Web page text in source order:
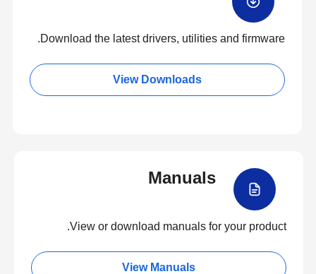
Download the latest drivers, utilities and firmware.
View Downloads
Manuals
View or download manuals for your product.
View Manuals